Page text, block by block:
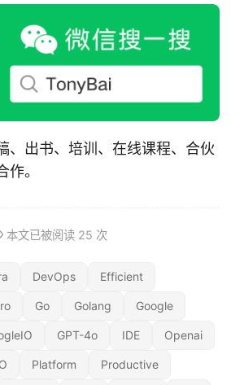
、出书、培训、在线课程、合伙
。
本文已被阅读 25 次
DevOps Efficient
Go Golang Google
GPT-4o IDE Openai
Platform Productive